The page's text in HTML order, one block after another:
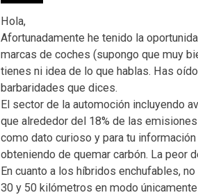
Hola,
Afortunadamente he tenido la
marcas de coches (supongo que muy
tienes ni idea de lo que hablas. Has
barbaridades que dices.
El sector de la automoción incluyendo
que alrededor del 18% de las
como dato curioso y para tu
obteniendo de quemar carbón. La peor
En cuanto a los híbridos enchufables,
30 y 50 kilómetros en modo